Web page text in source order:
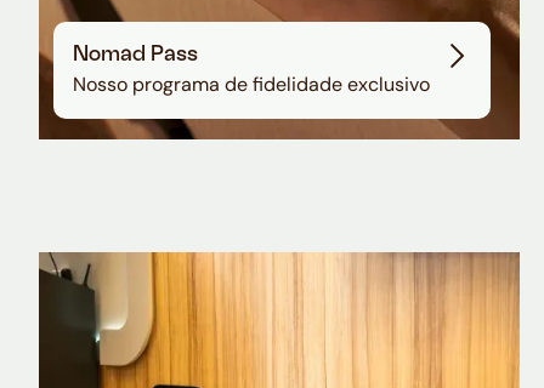
Nomad Pass
Nosso programa de fidelidade exclusivo